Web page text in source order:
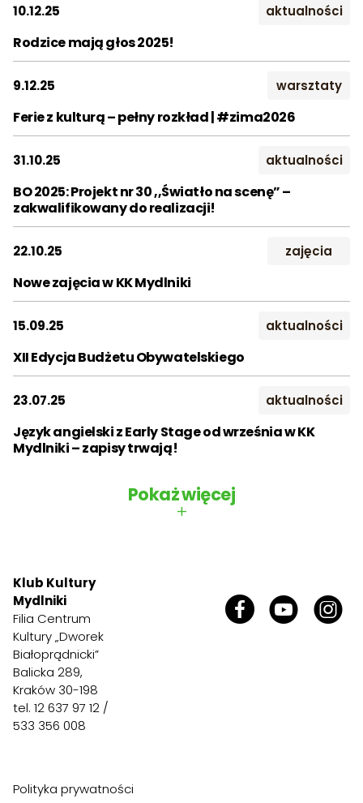
2025
2026
Miesiąc:
STY LUT MAR
CZE
LIP SIE WRZ
PAŹ LIS GRU
Rodzice mają głos 2025!
10.12.25 aktualności
Ferie z kulturą – pełny rozkład | #zima2026
9.12.25 warsztaty
BO 2025: Projekt nr 30 ,,Światło na scenę” –
zakwalifikowany do realizacji!
31.10.25 aktualności
Nowe zajęcia w KK Mydlniki
22.10.25 zajęcia
XII Edycja Budżetu Obywatelskiego
15.09.25 aktualności
Język angielski z Early Stage od września w KK
Mydlniki – zapisy trwają!
23.07.25 aktualności
Pokaż więcej
+
Klub Kultury
Mydlniki
Filia Centrum
Kultury „Dworek
Białoprądnicki”
Balicka 289,
Kraków 30-198
tel. 12 637 97 12 /
533 356 008
Polityka prywatności